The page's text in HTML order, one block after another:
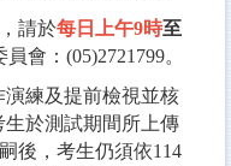
請於每日上午9時至
會：(05)2721799。
練及提前檢視並核
於測試期間所上傳
後，考生仍須依114